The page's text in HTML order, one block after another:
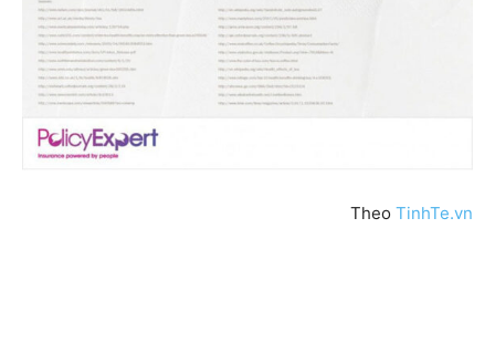
Theo TinhTe.vn